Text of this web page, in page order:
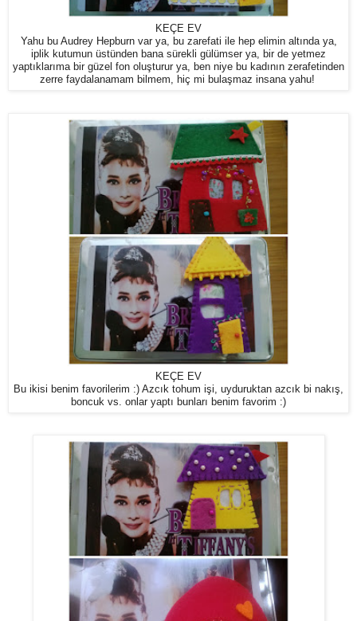
KEÇE EV
Yahu bu Audrey Hepburn var ya, bu zarefati ile hep elimin altında ya,
iplik kutumun üstünden bana sürekli gülümser ya, bir de yetmez
yaptıklarıma bir güzel fon oluşturur ya, ben niye bu kadının zerafetinden
zerre faydalanamam bilmem, hiç mi bulaşmaz insana yahu!
KEÇE EV
Bu ikisi benim favorilerim :) Azcık tohum işi, uyduruktan azcık bi nakış,
boncuk vs. onlar yaptı bunları benim favorim :)